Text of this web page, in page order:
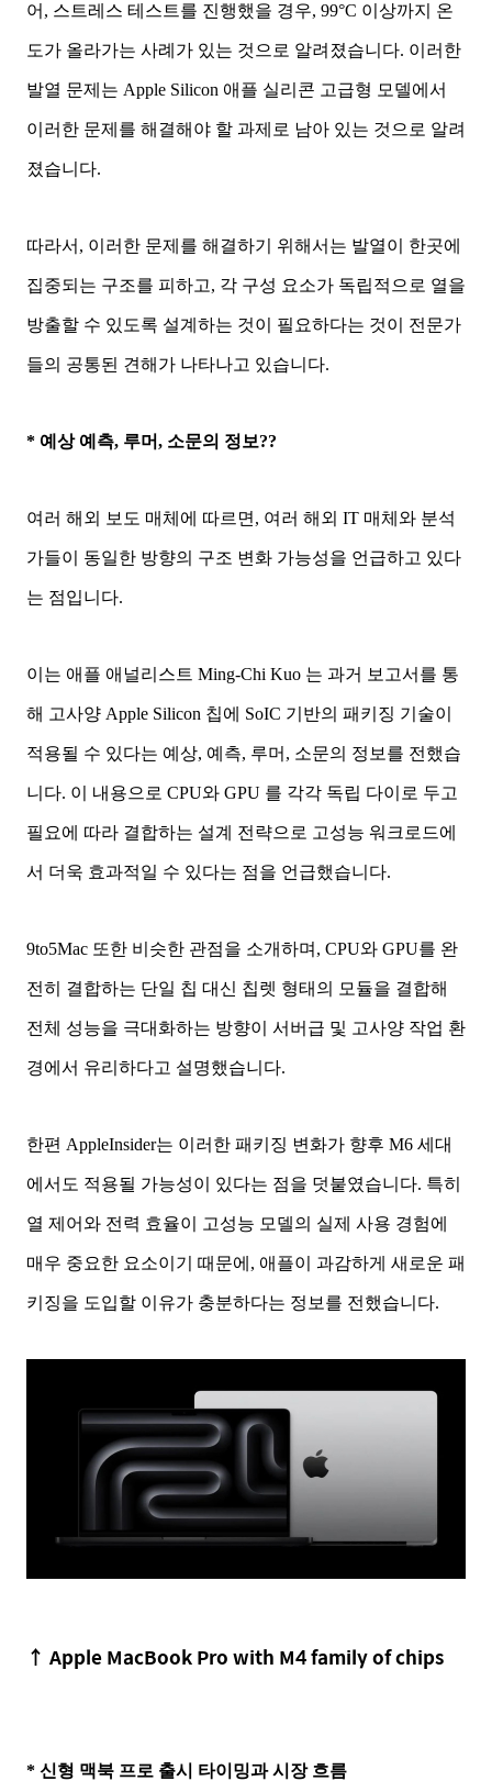
어, 스트레스 테스트를 진행했을 경우, 99°C 이상까지 온
도가 올라가는 사례가 있는 것으로 알려졌습니다. 이러한
발열 문제는 Apple Silicon 애플 실리콘 고급형 모델에서
이러한 문제를 해결해야 할 과제로 남아 있는 것으로 알려
졌습니다.
따라서, 이러한 문제를 해결하기 위해서는 발열이 한곳에
집중되는 구조를 피하고, 각 구성 요소가 독립적으로 열을
방출할 수 있도록 설계하는 것이 필요하다는 것이 전문가
들의 공통된 견해가 나타나고 있습니다.
* 예상 예측, 루머, 소문의 정보??
여러 해외 보도 매체에 따르면, 여러 해외 IT 매체와 분석
가들이 동일한 방향의 구조 변화 가능성을 언급하고 있다
는 점입니다.
이는 애플 애널리스트 Ming‑Chi Kuo 는 과거 보고서를 통
해 고사양 Apple Silicon 칩에 SoIC 기반의 패키징 기술이
적용될 수 있다는 예상, 예측, 루머, 소문의 정보를 전했습
니다. 이 내용으로 CPU와 GPU 를 각각 독립 다이로 두고
필요에 따라 결합하는 설계 전략으로 고성능 워크로드에
서 더욱 효과적일 수 있다는 점을 언급했습니다.
9to5Mac 또한 비슷한 관점을 소개하며, CPU와 GPU를 완
전히 결합하는 단일 칩 대신 칩렛 형태의 모듈을 결합해
전체 성능을 극대화하는 방향이 서버급 및 고사양 작업 환
경에서 유리하다고 설명했습니다.
한편 AppleInsider는 이러한 패키징 변화가 향후 M6 세대
에서도 적용될 가능성이 있다는 점을 덧붙였습니다. 특히
열 제어와 전력 효율이 고성능 모델의 실제 사용 경험에
매우 중요한 요소이기 때문에, 애플이 과감하게 새로운 패
키징을 도입할 이유가 충분하다는 정보를 전했습니다.
↑ Apple MacBook Pro with M4 family of chips
* 신형 맥북 프로 출시 타이밍과 시장 흐름